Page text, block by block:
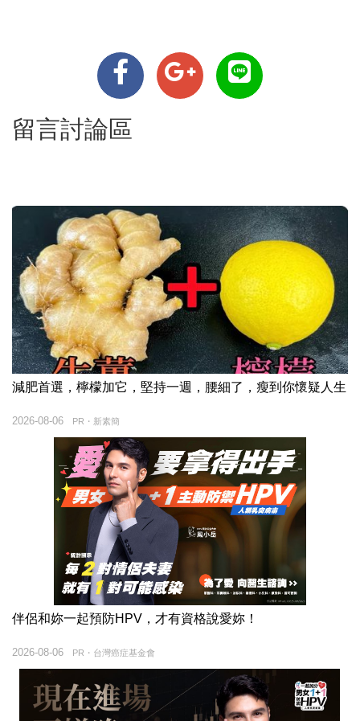
留言討論區
減肥首選，檸檬加它，堅持一週，腰細了，瘦到你懷疑人生
PR・新素簡
2026-08-06
伴侶和妳一起預防HPV，才有資格說愛妳！
PR・台灣癌症基金會
2026-08-06